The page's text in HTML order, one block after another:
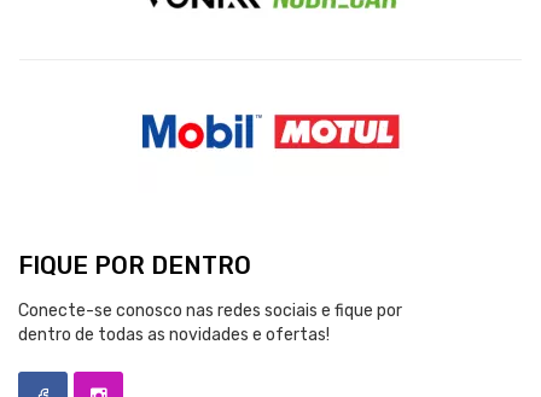
FIQUE POR DENTRO
Conecte-se conosco nas redes sociais e fique por
dentro de todas as novidades e ofertas!